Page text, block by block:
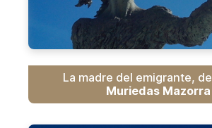
La madre del emigrante, de
Muriedas Mazorra